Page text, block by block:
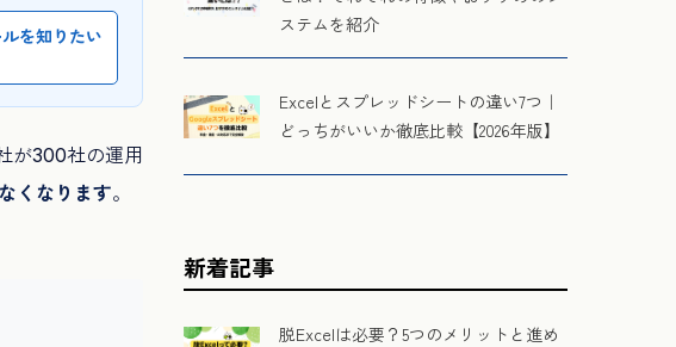
を知りたい
が300社の運用
くなります。
ステムを紹介
Excelとスプレッドシートの違い7つ｜
どっちがいいか徹底比較【2026年版】
新着記事
脱Excelは必要？5つのメリットと進め